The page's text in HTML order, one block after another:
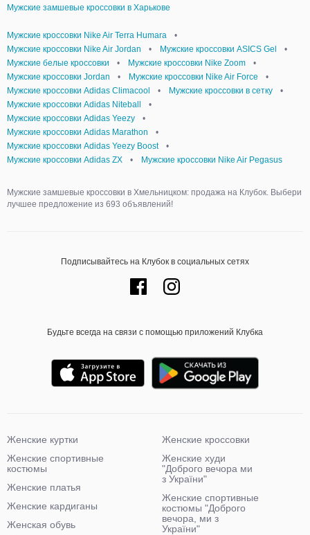
Мужские замшевые кроссовки в Харькове
Мужские кроссовки Nike Air Terra Humara
•
Мужские кроссовки Nike Air Jordan
• Мужские кроссовки ASICS Gel
•
Мужские белые кроссовки
• Мужские кроссовки Nike Zoom
•
Мужские кроссовки Jordan
• Мужские кроссовки Nike Air Force
•
Мужские кроссовки Adidas Climacool
• Мужские кроссовки в сетку
•
Мужские кроссовки Adidas Niteball
•
Мужские кроссовки Adidas Yeezy
•
Мужские кроссовки Adidas Marathon
•
Мужские кроссовки Adidas Yeezy Boost
•
Мужские кроссовки Adidas ZX
• Мужские кроссовки Nike Air Pegasus
Мужские замшевые кроссовки в Хмельницком: продажа на Клубок. Выбери
лучшее предложение из 693 объявлений!
Подписывайтесь на Клубок в социальных сетях
Будьте всегда на связи с помощью приложений Клубка
Женские куртки
Женские спортивные
костюмы
Женские платья
Женские кардиганы
Женская обувь
Женские кроссовки
Женские худи
"Доброго вечора ми
з України"
Женские спортивные
костюмы "Доброго
вечора, ми з
України"